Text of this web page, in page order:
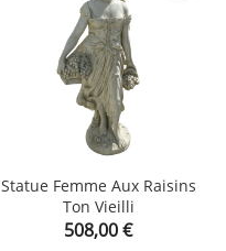
Statue Femme Aux Raisins
Ton Vieilli
Prix
508,00 €